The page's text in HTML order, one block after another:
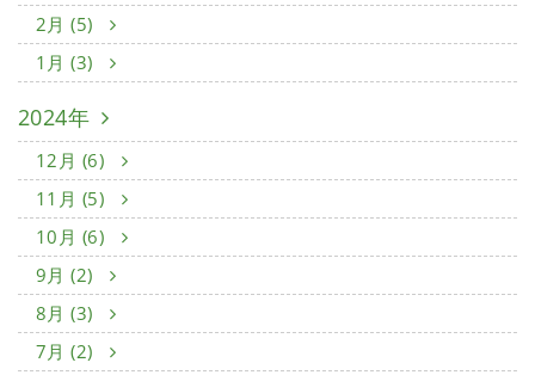
2月 (5)
1月 (3)
2024年
12月 (6)
11月 (5)
10月 (6)
9月 (2)
8月 (3)
7月 (2)